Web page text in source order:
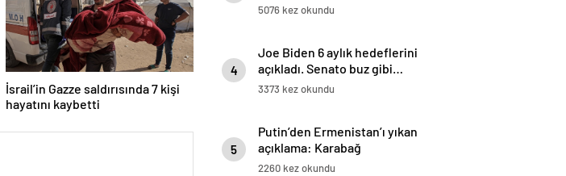
İsrail’in Gazze saldırısında 7 kişi
hayatını kaybetti
5076 kez okundu
4
Joe Biden 6 aylık hedeflerini
açıkladı. Senato buz gibi…
3373 kez okundu
5
Putin’den Ermenistan’ı yıkan
açıklama: Karabağ
Azerbaycan’ın ayrılmaz bir
2260 kez okundu